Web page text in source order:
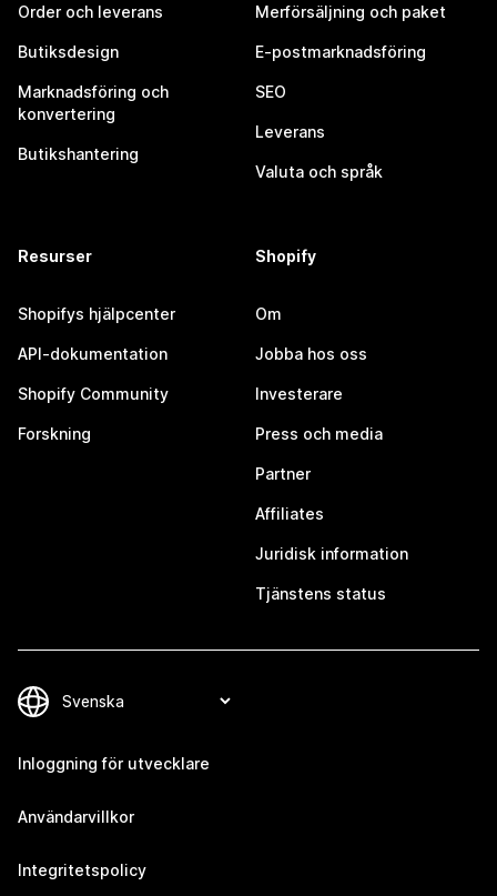
Order och leverans
Butiksdesign
Marknadsföring och
konvertering
Butikshantering
Merförsäljning och paket
E-postmarknadsföring
SEO
Leverans
Valuta och språk
Resurser
Shopifys hjälpcenter
API-dokumentation
Shopify Community
Forskning
Shopify
Om
Jobba hos oss
Investerare
Press och media
Partner
Affiliates
Juridisk information
Tjänstens status
Inloggning för utvecklare
Användarvillkor
Integritetspolicy